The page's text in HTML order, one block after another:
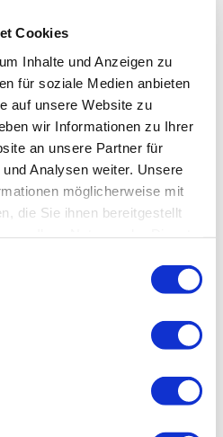
Cookies
Inhalte und Anzeigen zu
für soziale Medien anbieten
auf unsere Website zu
wir Informationen zu Ihrer
an unsere Partner für
Analysen weiter. Unsere
möglicherweise mit
die Sie ihnen bereitgestellt